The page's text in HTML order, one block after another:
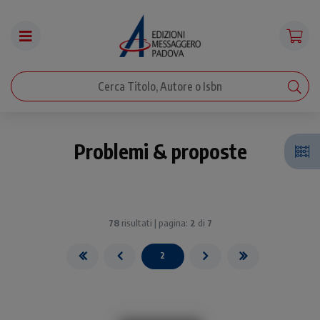
Problemi & proposte
78risultati | pagina: 2 di 7
2